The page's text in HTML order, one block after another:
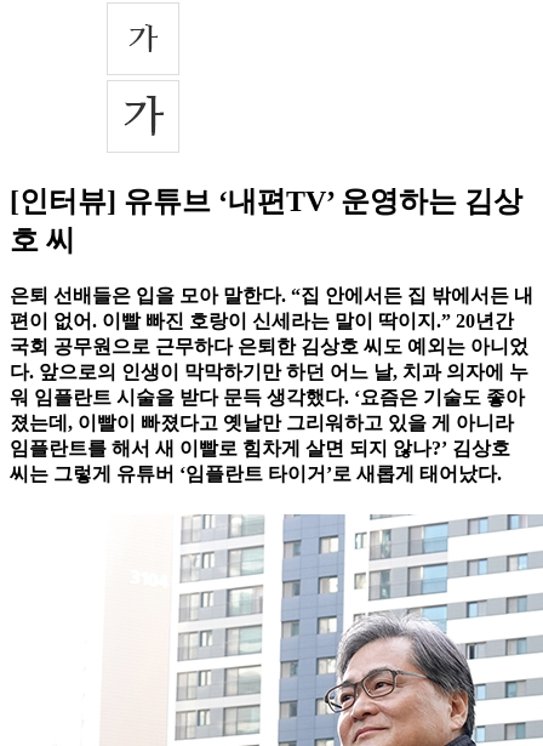
[인터뷰] 유튜브 ‘내편TV’ 운영하는 김상
호 씨
은퇴 선배들은 입을 모아 말한다. “집 안에서든 집 밖에서든 내
편이 없어. 이빨 빠진 호랑이 신세라는 말이 딱이지.” 20년간
국회 공무원으로 근무하다 은퇴한 김상호 씨도 예외는 아니었
다. 앞으로의 인생이 막막하기만 하던 어느 날, 치과 의자에 누
워 임플란트 시술을 받다 문득 생각했다. ‘요즘은 기술도 좋아
졌는데, 이빨이 빠졌다고 옛날만 그리워하고 있을 게 아니라
임플란트를 해서 새 이빨로 힘차게 살면 되지 않나?’ 김상호
씨는 그렇게 유튜버 ‘임플란트 타이거’로 새롭게 태어났다.